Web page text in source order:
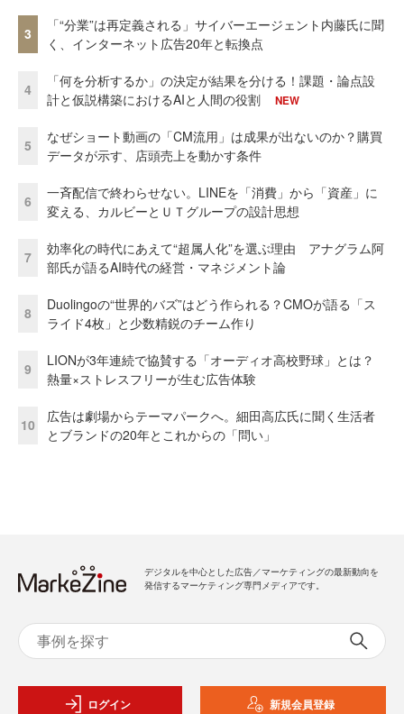
3
「“分業”は再定義される」サイバーエージェント内藤氏に聞
く、インターネット広告20年と転換点
4
「何を分析するか」の決定が結果を分ける！課題・論点設
計と仮説構築におけるAIと人間の役割
NEW
5
なぜショート動画の「CM流用」は成果が出ないのか？購買
データが示す、店頭売上を動かす条件
6
一斉配信で終わらせない。LINEを「消費」から「資産」に
変える、カルビーとＵＴグループの設計思想
7
効率化の時代にあえて“超属人化”を選ぶ理由 アナグラム阿
部氏が語るAI時代の経営・マネジメント論
8
Duolingoの“世界的バズ”はどう作られる？CMOが語る「ス
ライド4枚」と少数精鋭のチーム作り
9
LIONが3年連続で協賛する「オーディオ高校野球」とは？
熱量×ストレスフリーが生む広告体験
10
広告は劇場からテーマパークへ。細田高広氏に聞く生活者
とブランドの20年とこれからの「問い」
デジタルを中心とした広告／マーケティングの最新動向を
発信するマーケティング専門メディアです。
ログイン 新規会員登録